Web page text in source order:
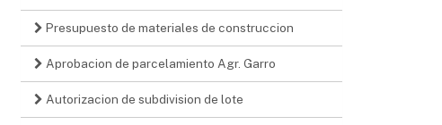
Presupuesto de materiales de construccion
Aprobacion de parcelamiento Agr. Garro
Autorizacion de subdivision de lote